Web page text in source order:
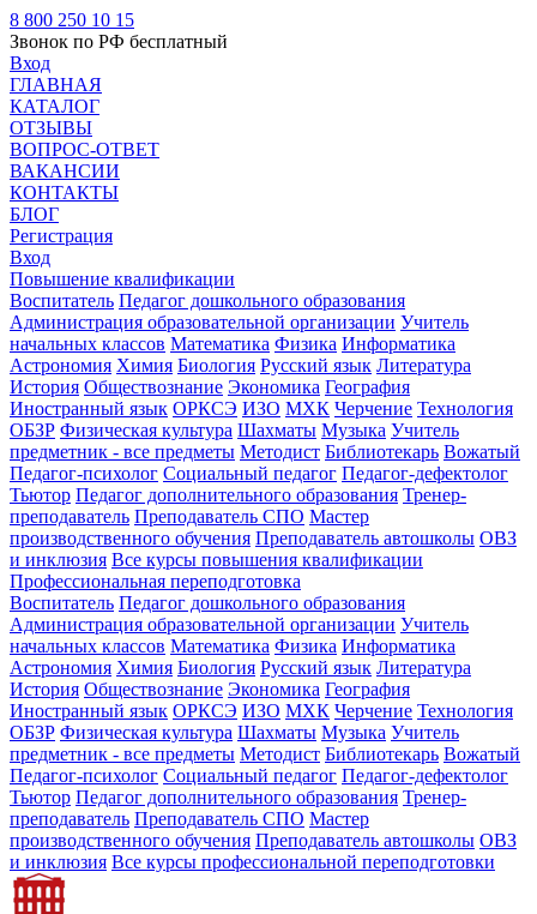
8 800 250 10 15
Звонок по РФ бесплатный
Вход
ГЛАВНАЯ
КАТАЛОГ
ОТЗЫВЫ
ВОПРОС-ОТВЕТ
ВАКАНСИИ
КОНТАКТЫ
БЛОГ
Регистрация
Вход
Повышение квалификации
Воспитатель Педагог дошкольного образования
Администрация образовательной организации Учитель
начальных классов Математика Физика Информатика
Астрономия Химия Биология Русский язык Литература
История Обществознание Экономика География
Иностранный язык ОРКСЭ ИЗО МХК Черчение Технология
ОБЗР Физическая культура Шахматы Музыка Учитель
предметник - все предметы Методист Библиотекарь Вожатый
Педагог-психолог Социальный педагог Педагог-дефектолог
Тьютор Педагог дополнительного образования Тренер-
преподаватель Преподаватель СПО Мастер
производственного обучения Преподаватель автошколы ОВЗ
и инклюзия Все курсы повышения квалификации
Профессиональная переподготовка
Воспитатель Педагог дошкольного образования
Администрация образовательной организации Учитель
начальных классов Математика Физика Информатика
Астрономия Химия Биология Русский язык Литература
История Обществознание Экономика География
Иностранный язык ОРКСЭ ИЗО МХК Черчение Технология
ОБЗР Физическая культура Шахматы Музыка Учитель
предметник - все предметы Методист Библиотекарь Вожатый
Педагог-психолог Социальный педагог Педагог-дефектолог
Тьютор Педагог дополнительного образования Тренер-
преподаватель Преподаватель СПО Мастер
производственного обучения Преподаватель автошколы ОВЗ
и инклюзия Все курсы профессиональной переподготовки